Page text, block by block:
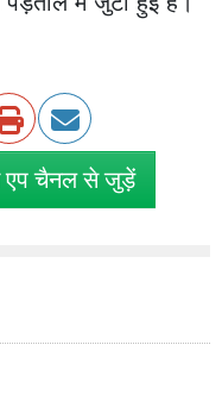
एप चैनल से जुड़ें